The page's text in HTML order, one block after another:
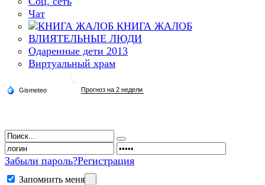
Чат
КНИГА ЖАЛОБ
ВЛИЯТЕЛЬНЫЕ ЛЮДИ
Одаренные дети 2013
Виртуальный храм
Забыли пароль?Регистрация
Запомнить меня